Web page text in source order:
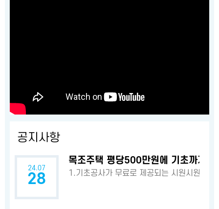
공지사항
24.07
28
목조주택 평당500만원에 기초까지?
1.기초공사가 무료로 제공되는 시원시원한